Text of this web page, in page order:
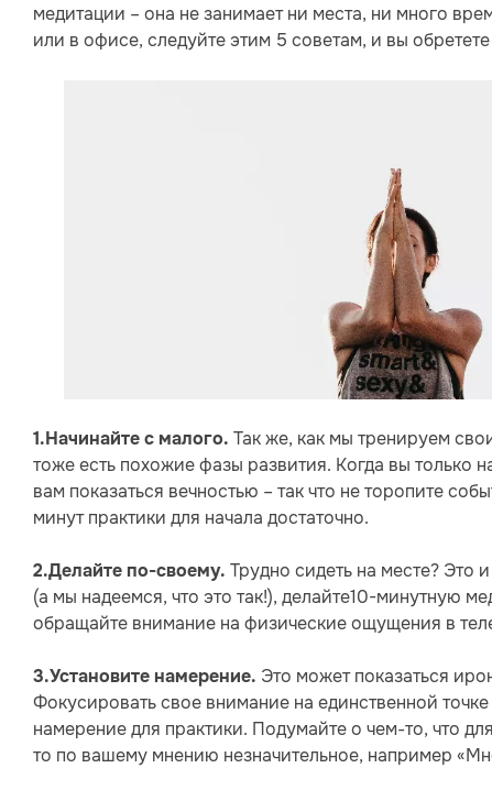
медитации – она не занимает ни места, ни много
или в офисе, следуйте этим 5 советам, и вы
1.Начинайте с малого. Так же, как мы тренируем
тоже есть похожие фазы развития. Когда вы только
вам показаться вечностью – так что не торопите
минут практики для начала достаточно.
2.Делайте по-своему. Трудно сидеть на месте? Это
(а мы надеемся, что это так!), делайте10-минутную
обращайте внимание на физические ощущения в
3.Установите намерение. Это может показаться
Фокусировать свое внимание на единственной
намерение для практики. Подумайте о чем-то, что
то по вашему мнению незначительное, например